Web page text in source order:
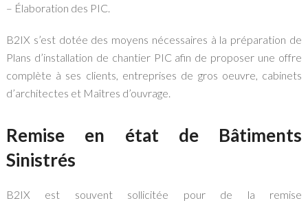
– Élaboration des PIC.
B2IX s’est dotée des moyens nécessaires à la préparation de
Plans d’installation de chantier PIC afin de proposer une offre
complète à ses clients, entreprises de gros oeuvre, cabinets
d’architectes et Maîtres d’ouvrage.
Remise en état de Bâtiments
Sinistrés
B2IX est souvent sollicitée pour de la remise